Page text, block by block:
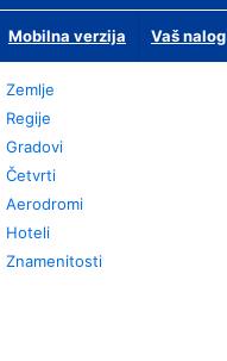
Mobilna verzija Vaš nalog
Zemlje
Regije
Gradovi
Četvrti
Aerodromi
Hoteli
Znamenitosti